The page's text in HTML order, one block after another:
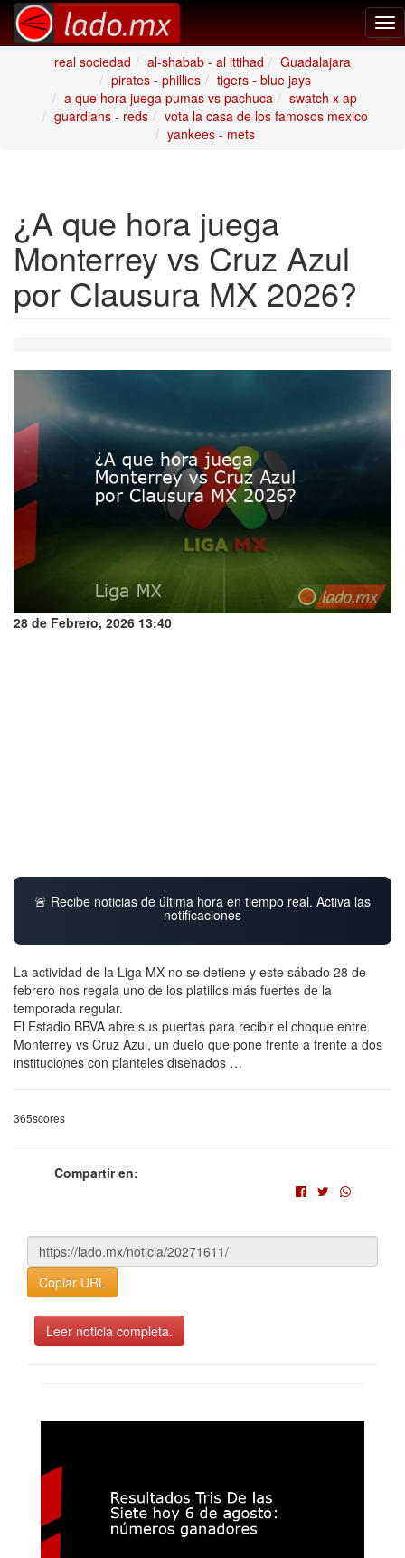
real sociedad
al-shabab - al ittihad
Guadalajara
pirates - phillies
tigers - blue jays
a que hora juega pumas vs pachuca
swatch x ap
guardians - reds
vota la casa de los famosos mexico
yankees - mets
¿A que hora juega
Monterrey vs Cruz Azul
por Clausura MX 2026?
28 de Febrero, 2026 13:40
🚨 Recibe noticias de última hora en tiempo real. Activa las
notificaciones
La actividad de la Liga MX no se detiene y este sábado 28 de
febrero nos regala uno de los platillos más fuertes de la
temporada regular.
El Estadio BBVA abre sus puertas para recibir el choque entre
Monterrey vs Cruz Azul, un duelo que pone frente a frente a dos
instituciones con planteles diseñados …
365scores
Compartir en:
Copiar URL
Leer noticia completa.